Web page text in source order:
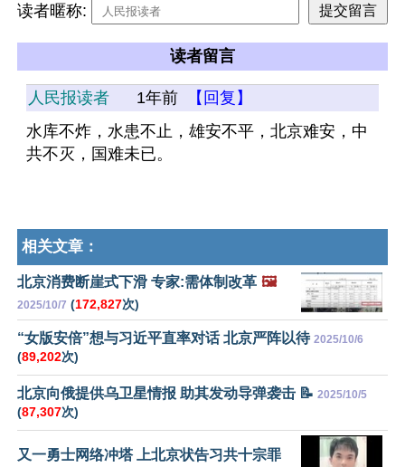
读者暱称:
读者留言
人民报读者 1年前
【回复】
水库不炸，水患不止，雄安不平，北京难安，中
共不灭，国难未已。
相关文章：
北京消费断崖式下滑 专家:需体制改革 🖼️
2025/10/7 (172,827次)
“女版安倍”想与习近平直率对话 北京严阵以待 2025/10/6
(89,202次)
北京向俄提供乌卫星情报 助其发动导弹袭击 📝 2025/10/5
(87,307次)
又一勇士网络冲塔 上北京状告习共十宗罪